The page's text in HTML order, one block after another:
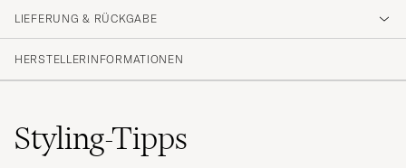
(14)
(2)
LIEFERUNG & RÜCKGABE
HERSTELLERINFORMATIONEN
Styling-Tipps